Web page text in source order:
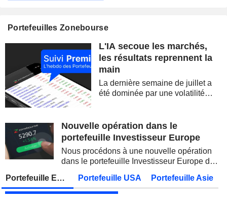
STATE BANK OF INDIA
OVERSEA-CHINESE BANKING CORPORATION LIMITED Publication des résultats - Q2 2026
MUNICH RE
JAPAN POST BANK CO., LTD. Publication des résultats - Q1 2027
ADNOC GAS PLC
KDDI CORPORATION Publication des résultats - Q1 2027
FUJIKURA LTD. Publication des résultats - Q1 2027
Portefeuilles Zonebourse
L'IA secoue les marchés,
les résultats reprennent la
main
La dernière semaine de juillet a
été dominée par une volatilité
semi-conducteurs. Les
inquiétudes sur la soutenabilité
Nouvelle opération dans le
portefeuille Investisseur Europe
Nous procédons à une nouvelle opération
dans le portefeuille Investisseur Europe de
Portefeuille Europe Portefeuille USA Portefeuille Asie